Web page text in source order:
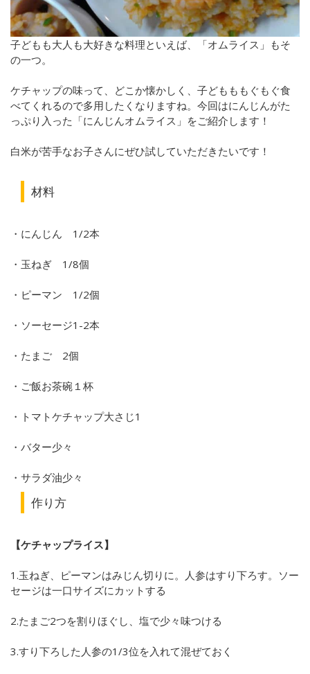
子どもも大人も大好きな料理といえば、「オムライス」もそ
の一つ。
ケチャップの味って、どこか懐かしく、子どもももぐもぐ食
べてくれるので多用したくなりますね。今回はにんじんがた
っぷり入った「にんじんオムライス」をご紹介します！
白米が苦手なお子さんにぜひ試していただきたいです！
材料
・にんじん 1/2本
・玉ねぎ 1/8個
・ピーマン 1/2個
・ソーセージ1-2本
・たまご 2個
・ご飯お茶碗１杯
・トマトケチャップ大さじ1
・バター少々
・サラダ油少々
作り方
【ケチャップライス】
1.玉ねぎ、ピーマンはみじん切りに。人参はすり下ろす。ソー
セージは一口サイズにカットする
2.たまご2つを割りほぐし、塩で少々味つける
3.すり下ろした人参の1/3位を入れて混ぜておく